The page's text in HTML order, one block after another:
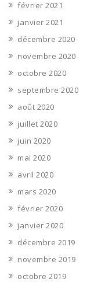
février 2021
janvier 2021
décembre 2020
novembre 2020
octobre 2020
septembre 2020
août 2020
juillet 2020
juin 2020
mai 2020
avril 2020
mars 2020
février 2020
janvier 2020
décembre 2019
novembre 2019
octobre 2019